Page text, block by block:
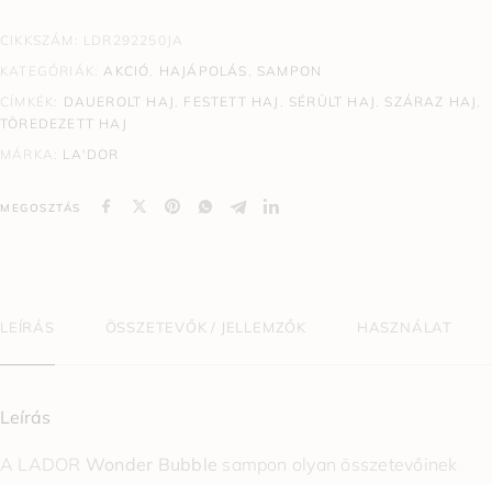
CIKKSZÁM: LDR292250JA
KATEGÓRIÁK:AKCIÓ , HAJÁPOLÁS , SAMPON
CÍMKÉK: DAUEROLT HAJ , FESTETT HAJ , SÉRÜLT HAJ , SZÁRAZ HAJ ,
TÖREDEZETT HAJ
MÁRKA: LA'DOR
MEGOSZTÁS
LEÍRÁS ÖSSZETEVŐK / JELLEMZŐK HASZNÁLAT
Leírás
A LADOR Wonder Bubble sampon olyan összetevőinek